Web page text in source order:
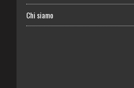
Chi siamo